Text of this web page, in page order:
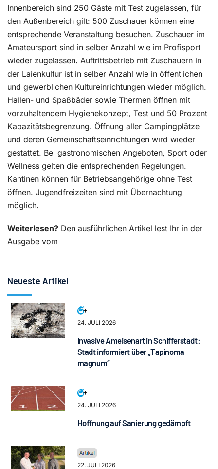
Innenbereich sind 250 Gäste mit Test zugelassen, für
den Außenbereich gilt: 500 Zuschauer können eine
entsprechende Veranstaltung besuchen. Zuschauer im
Amateursport sind in selber Anzahl wie im Profisport
wieder zugelassen. Auftrittsbetrieb mit Zuschauern in
der Laienkultur ist in selber Anzahl wie in öffentlichen
und gewerblichen Kultureinrichtungen wieder möglich.
Hallen- und Spaßbäder sowie Thermen öffnen mit
vorzuhaltendem Hygienekonzept, Test und 50 Prozent
Kapazitätsbegrenzung. Öffnung aller Campingplätze
und deren Gemeinschaftseinrichtungen wird wieder
gestattet. Bei gastronomischen Angeboten, Sport oder
Wellness gelten die entsprechenden Regelungen.
Kantinen können für Betriebsangehörige ohne Test
öffnen. Jugendfreizeiten sind mit Übernachtung
möglich.
Weiterlesen? Den ausführlichen Artikel lest Ihr in der
Ausgabe vom
Neueste Artikel
24. JULI 2026
Invasive Ameisenart in Schifferstadt:
Stadt informiert über „Tapinoma
magnum“
24. JULI 2026
Hoffnung auf Sanierung gedämpft
22. JULI 2026